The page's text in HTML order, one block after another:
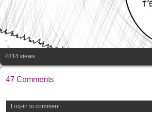
4814 views
47 Comments
Log-in to comment